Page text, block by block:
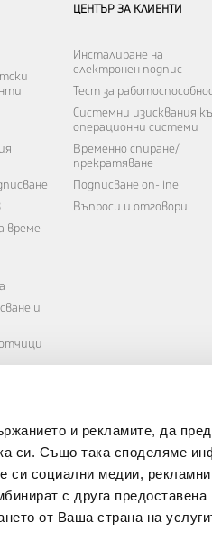
и рекламите, да
си. Също така споделяме
си социални медии,
с друга
от Ваша страна на
време
и
ЦЕНТЪР ЗА КЛИЕНТИ
Инсталиране на
електронен подпис
Тест за
Системни изисквания
операционни системи
Временно спиране/
прекратяване
Подписване on-line
Въпроси и отговори
МУЛТИБАНКИНГ